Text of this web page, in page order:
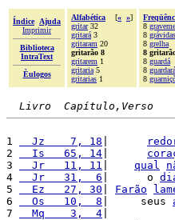
Índice
Ajuda
Imprimir
Biblioteca
IntraText
Èulogos
Alfabética [« »]
gritar32
gritará 3
gritaram 20
gritarão 8
gritarem 1
gritaria 5
gritarias 1
8
8 grávidas
8 grelha
8
8 guardá
8 guardará
8
Livro  Capítulo,Verso
1
  Jz    7, 18
2
  Is   65, 14
3
  Jr   11, 11
qual
4
  Jr   31,  6
|      o
5
  Ez   27, 30
Farão
6
  Os   10,  8
|     seus
7
  Mq    3,  4
|